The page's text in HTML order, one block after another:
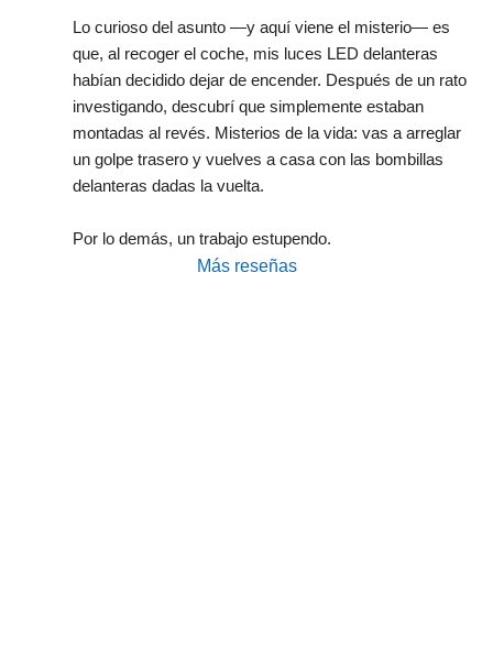
Lo curioso del asunto —y aquí viene el misterio— es
que, al recoger el coche, mis luces LED delanteras
habían decidido dejar de encender. Después de un rato
investigando, descubrí que simplemente estaban
montadas al revés. Misterios de la vida: vas a arreglar
un golpe trasero y vuelves a casa con las bombillas
delanteras dadas la vuelta.
Por lo demás, un trabajo estupendo.
Más reseñas